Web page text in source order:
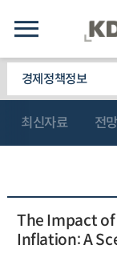
경제정책정보
최신자료 전
The Impact of
Inflation: A